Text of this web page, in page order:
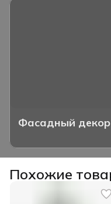
Фасадный декор
Похожие